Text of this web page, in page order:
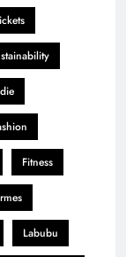
Fitness
Labubu